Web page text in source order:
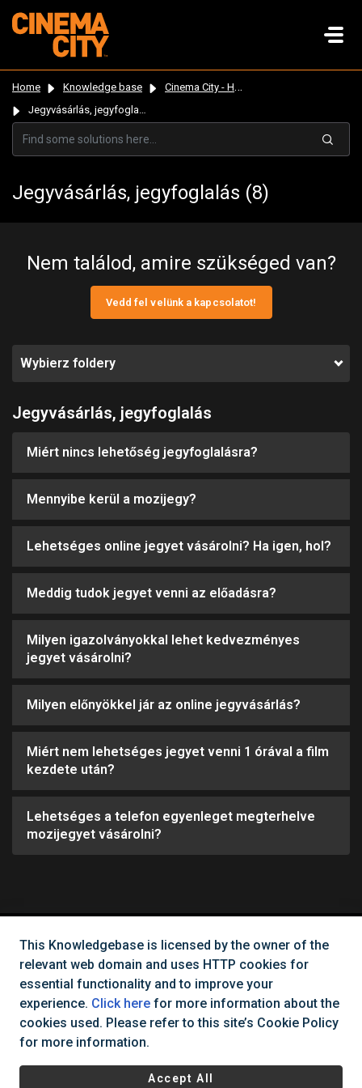
Home Knowledge base
Cinema City - Hungary
Jegyvásárlás, jegyfoglalás
Jegyvásárlás, jegyfoglalás (8)
Nem találod, amire szükséged van?
Vedd fel velünk a kapcsolatot!
Wybierz foldery
Jegyvásárlás, jegyfoglalás
Miért nincs lehetőség jegyfoglalásra?
Mennyibe kerül a mozijegy?
Lehetséges online jegyet vásárolni? Ha igen, hol?
Meddig tudok jegyet venni az előadásra?
Milyen igazolványokkal lehet kedvezményes
jegyet vásárolni?
Milyen előnyökkel jár az online jegyvásárlás?
Miért nem lehetséges jegyet venni 1 órával a film
kezdete után?
Lehetséges a telefon egyenleget megterhelve
mozijegyet vásárolni?
Can't find what you need?
This Knowledgebase is licensed by the owner of the
relevant web domain and uses HTTP cookies for
essential functionality and to improve your
experience. Click here for more information about the
cookies used. Please refer to this site’s Cookie Policy
for more information.
Accept All